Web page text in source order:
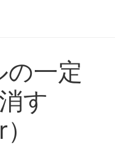
一定
す